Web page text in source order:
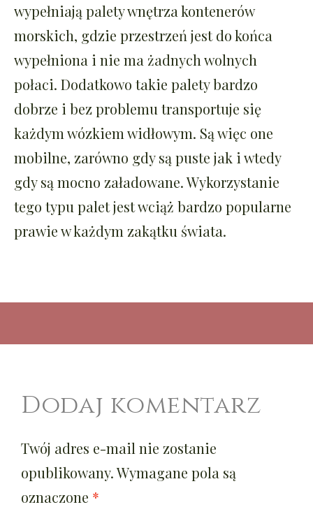
wypełniają palety wnętrza kontenerów
morskich, gdzie przestrzeń jest do końca
wypełniona i nie ma żadnych wolnych
połaci. Dodatkowo takie palety bardzo
dobrze i bez problemu transportuje się
każdym wózkiem widłowym. Są więc one
mobilne, zarówno gdy są puste jak i wtedy
gdy są mocno załadowane. Wykorzystanie
tego typu palet jest wciąż bardzo popularne
prawie w każdym zakątku świata.
Dodaj komentarz
Twój adres e-mail nie zostanie
opublikowany.Wymagane pola są
oznaczone *